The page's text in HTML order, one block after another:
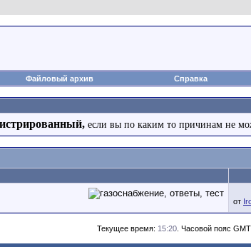
Файловый архив Справка
если вы по каким то причинам не
от
Текущее время: 15:20 . Часовой пояс GMT